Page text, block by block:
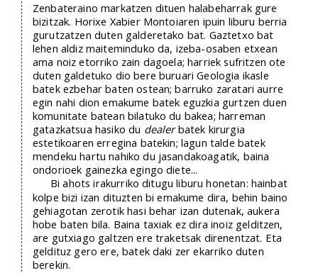
Zenbateraino markatzen dituen halabeharrak gure
bizitzak. Horixe Xabier Montoiaren ipuin liburu berria
gurutzatzen duten galderetako bat. Gaztetxo bat
lehen aldiz maiteminduko da, izeba-osaben etxean
ama noiz etorriko zain dagoela; harriek sufritzen ote
duten galdetuko dio bere buruari Geologia ikasle
batek ezbehar baten ostean; barruko zaratari aurre
egin nahi dion emakume batek eguzkia gurtzen duen
komunitate batean bilatuko du bakea; harreman
gatazkatsua hasiko du dealerbatek kirurgia
estetikoaren erregina batekin; lagun talde batek
mendeku hartu nahiko du jasandakoagatik, baina
ondorioek gainezka egingo diete...
Bi ahots irakurriko ditugu liburu honetan: hainbat
kolpe bizi izan dituzten bi emakume dira, behin baino
gehiagotan zerotik hasi behar izan dutenak, aukera
hobe baten bila. Baina taxiak ez dira inoiz gelditzen,
are gutxiago galtzen ere traketsak direnentzat. Eta
geldituz gero ere, batek daki zer ekarriko duten
berekin.